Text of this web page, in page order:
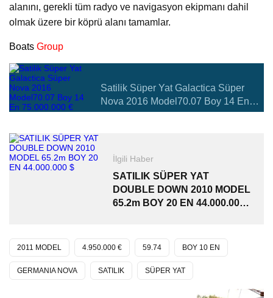
alanını, gerekli tüm radyo ve navigasyon ekipmanı dahil
olmak üzere bir köprü alanı tamamlar.
Boats Group
Satilik Süper Yat Galactica Süper
Nova 2016 Model70.07 Boy 14 En
75.000.000 €
İlgili Haber
SATILIK SÜPER YAT
DOUBLE DOWN 2010 MODEL
65.2m BOY 20 EN 44.000.000
2011 MODEL 4.950.000 € 59.74 BOY 10 EN
GERMANIA NOVA SATILIK SÜPER YAT